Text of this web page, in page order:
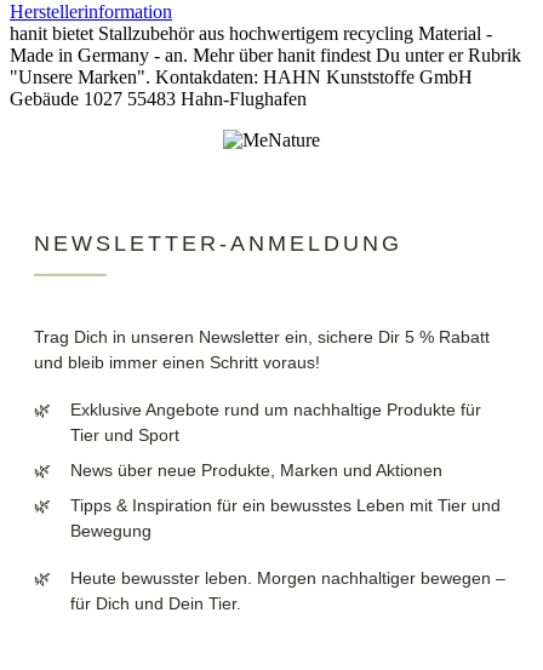
Herstellerinformation
hanit bietet Stallzubehör aus hochwertigem recycling Material -
Made in Germany - an. Mehr über hanit findest Du unter er Rubrik
"Unsere Marken". Kontakdaten: HAHN Kunststoffe GmbH
Gebäude 1027 55483 Hahn-Flughafen
NEWSLETTER-ANMELDUNG
Trag Dich in unseren Newsletter ein, sichere Dir 5 % Rabatt
und bleib immer einen Schritt voraus!
Exklusive Angebote rund um nachhaltige Produkte für
Tier und Sport
News über neue Produkte, Marken und Aktionen
Tipps & Inspiration für ein bewusstes Leben mit Tier und
Bewegung
Heute bewusster leben. Morgen nachhaltiger bewegen –
für Dich und Dein Tier.